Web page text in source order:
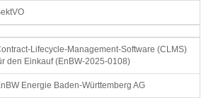
Lifecycle-Management-Software (CLMS)
den Einkauf (EnBW-2025-0108)
Energie Baden-Württemberg AG